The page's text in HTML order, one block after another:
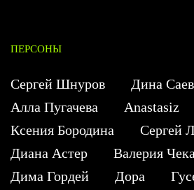
ПЕРСОНЫ
Сергей Шнуров
Дина
Алла Пугачева
Anastasiz
Ксения Бородина
Сергей
Диана Астер
Валерия
Дима Гордей
Дора